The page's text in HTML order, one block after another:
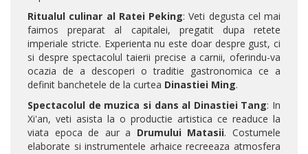
Ritualul culinar al Ratei Peking: Veti degusta cel mai
faimos preparat al capitalei, pregatit dupa retete
imperiale stricte. Experienta nu este doar despre gust, ci
si despre spectacolul taierii precise a carnii, oferindu-va
ocazia de a descoperi o traditie gastronomica ce a
definit banchetele de la curtea Dinastiei Ming.
Spectacolul de muzica si dans al Dinastiei Tang: In
Xi'an, veti asista la o productie artistica ce readuce la
viata epoca de aur a Drumului Matasii. Costumele
elaborate si instrumentele arhaice recreeaza atmosfera